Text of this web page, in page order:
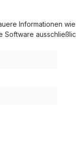
Informationen
Software